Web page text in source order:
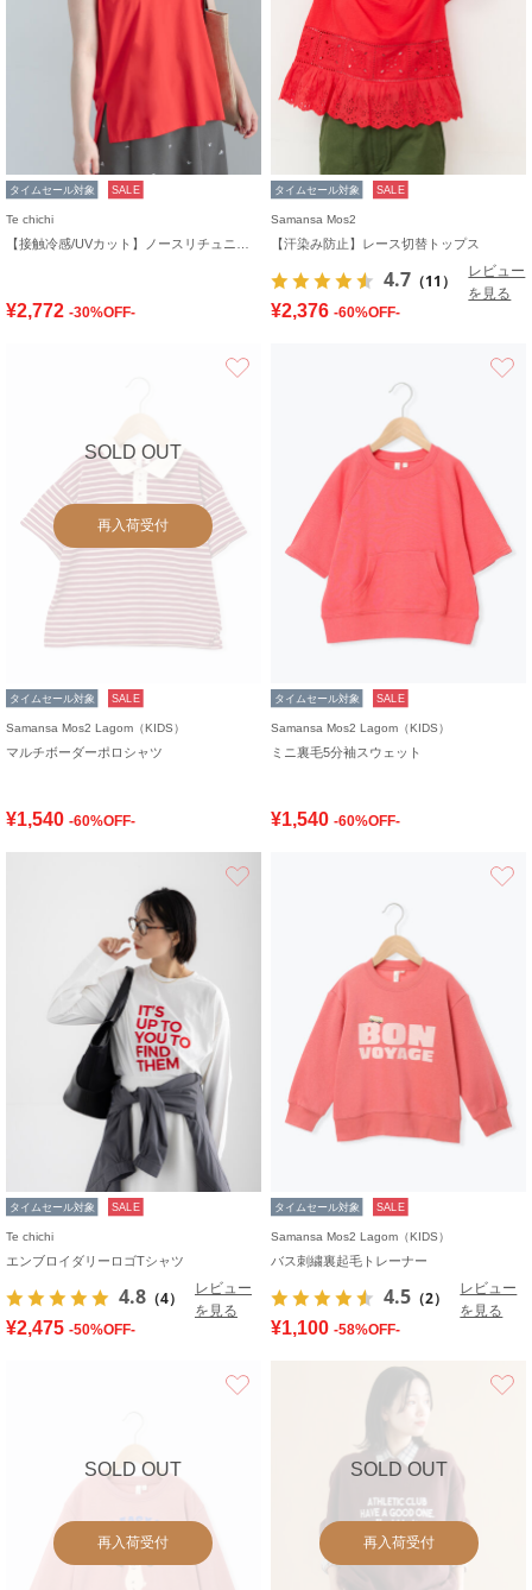
タイムセール対象 SALE
Te chichi
¥2,772 -30%OFF-
タイムセール対象 SALE
Samansa Mos2
【汗染み防止】レース切替トップス
4.7 （11）
レビュー
を見る
¥2,376 -60%OFF-
SOLD OUT
再入荷受付
タイムセール対象 SALE
Samansa Mos2 Lagom（KIDS）
マルチボーダーポロシャツ
¥1,540 -60%OFF-
タイムセール対象 SALE
Samansa Mos2 Lagom（KIDS）
ミニ裏毛5分袖スウェット
¥1,540 -60%OFF-
タイムセール対象 SALE
Te chichi
エンブロイダリーロゴTシャツ
4.8 （4）
レビュー
を見る
¥2,475 -50%OFF-
タイムセール対象 SALE
Samansa Mos2 Lagom（KIDS）
バス刺繍裏起毛トレーナー
4.5 （2）
レビュー
を見る
¥1,100 -58%OFF-
SOLD OUT
再入荷受付
SOLD OUT
再入荷受付